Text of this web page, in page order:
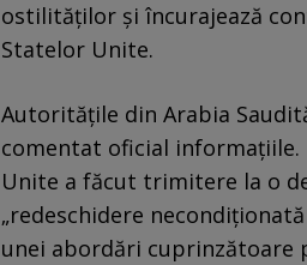
ostilităților și încurajează
Statelor Unite.
Autoritățile din Arabia
comentat oficial informațiile.
Unite a făcut trimitere la o
„redeschidere
unei abordări cuprinzătoare